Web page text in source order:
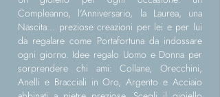
Compleanno, l'Anniversario, la Laurea, una
Nascita... preziose creazioni per lei e per lui
da regalare come Portafortuna da indossare
ogni giorno. Idee regalo Uomo e Donna per
sorprendere chi ami: Collane, Orecchini,
Anelli e Bracciali in Oro, Argento e Acciaio